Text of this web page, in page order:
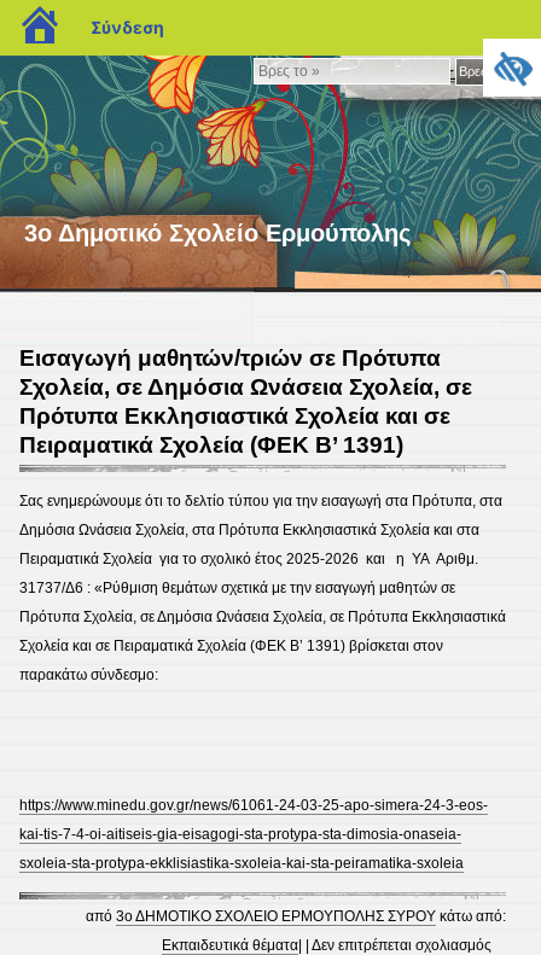
Βρες
το
»
Βρες το »
3ο Δημοτικό Σχολείο Ερμούπολης
Εισαγωγή μαθητών/τριών σε Πρότυπα
Σχολεία, σε Δημόσια Ωνάσεια Σχολεία, σε
Πρότυπα Εκκλησιαστικά Σχολεία και σε
Πειραματικά Σχολεία (ΦΕΚ Β’ 1391)
Σας ενημερώνουμε ότι το δελτίο τύπου για την εισαγωγή στα Πρότυπα, στα
Δημόσια Ωνάσεια Σχολεία, στα Πρότυπα Εκκλησιαστικά Σχολεία και στα
Πειραματικά Σχολεία για το σχολικό έτος 2025-2026 και η ΥΑ Αριθμ.
31737/Δ6 : «Ρύθμιση θεμάτων σχετικά με την εισαγωγή μαθητών σε
Πρότυπα Σχολεία, σε Δημόσια Ωνάσεια Σχολεία, σε Πρότυπα Εκκλησιαστικά
Σχολεία και σε Πειραματικά Σχολεία (ΦΕΚ Β’ 1391) βρίσκεται στον
παρακάτω σύνδεσμο:
https://www.minedu.gov.gr/news/61061-24-03-25-apo-simera-24-3-eos-
kai-tis-7-4-oi-aitiseis-gia-eisagogi-sta-protypa-sta-dimosia-onaseia-
sxoleia-sta-protypa-ekklisiastika-sxoleia-kai-sta-peiramatika-sxoleia
από3ο ΔΗΜΟΤΙΚΟ ΣΧΟΛΕΙΟ ΕΡΜΟΥΠΟΛΗΣ ΣΥΡΟΥ κάτω από:
Εκπαιδευτικά θέματα | |Δεν επιτρέπεται σχολιασμός
blogs.sch.gr
Σύνδεση